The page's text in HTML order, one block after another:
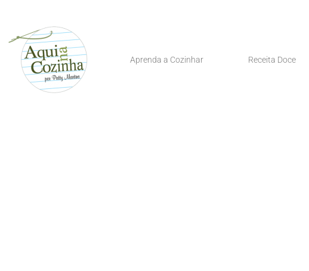
Aprenda a Cozinhar Receita Doce